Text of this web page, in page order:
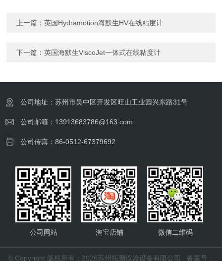
上一篇：英国Hydramotion海默生HV在线粘度计
下一篇：英国海默生ViscoJet一体式在线粘度计
公司地址：苏州市吴中区开发区旺山工业园兴东路31号
公司邮箱：13913683786@163.com
公司传真：86-0512-67379692
微信二维码
淘宝店铺
公司网站
© Copyright 版权所有：2026苏州拓测仪器设备有限公司 备案号：